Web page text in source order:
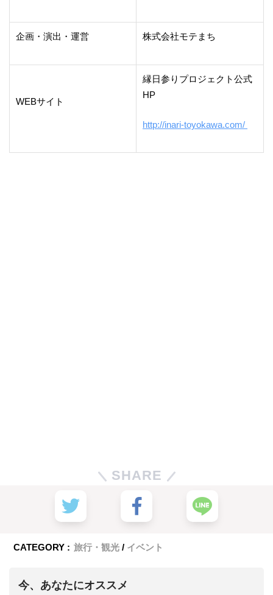
企画・演出・運営 株式会社モテまち
WEBサイト
縁日参りプロジェクト公式
HP
http://inari-toyokawa.com/
SHARE
CATEGORY : 旅行・観光 イベント
今、あなたにオススメ